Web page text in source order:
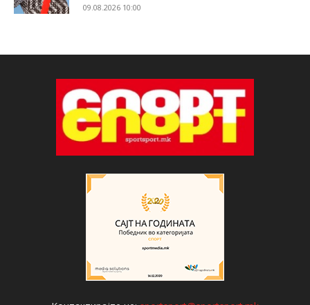
09.08.2026 10:00